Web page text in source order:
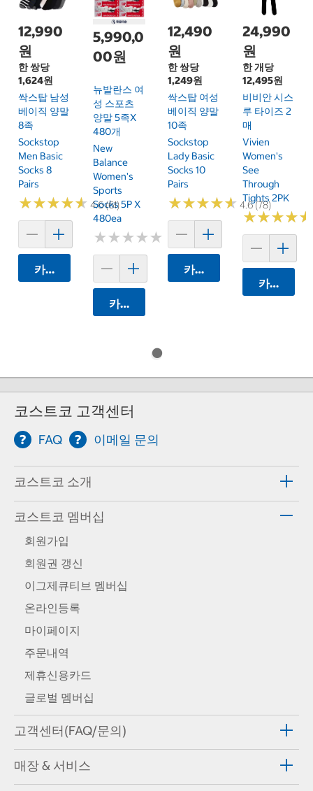
12,990
원
한 쌍당
1,624원
싹스탑 남성
베이직 양말
8족
Sockstop
Men Basic
Socks 8
Pairs
★★★★★
★★★★★ 4.6 (61)
카트에 담기
5,990,0
00원
뉴발란스 여
성 스포츠
양말 5족x
480개
New
Balance
Women's
Sports
Socks 5P X
480ea
★★★★★
★★★★★
카트에 담기
12,490
원
한 쌍당
1,249원
싹스탑 여성
베이직 양말
10족
Sockstop
Lady Basic
Socks 10
Pairs
★★★★★
★★★★★ 4.6 (78)
카트에 담기
24,990
원
한 개당
12,495원
비비안 시스
루 타이즈 2
매
Vivien
Women's
See
Through
Tights 2PK
★★★★★
★★★★★
카트에 담
코스트코 고객센터
FAQ 이메일 문의
코스트코 소개
코스트코 멤버십
회원가입
회원권 갱신
이그제큐티브 멤버십
온라인등록
마이페이지
주문내역
제휴신용카드
글로벌 멤버십
고객센터(FAQ/문의)
매장 & 서비스